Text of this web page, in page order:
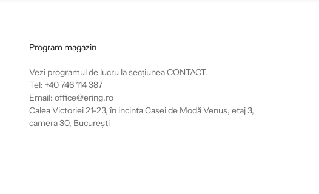
Program magazin
Vezi programul de lucru la secțiuneaCONTACT.
Tel: +40 746 114 387
Email: office@ering.ro
Calea Victoriei 21-23, în incinta Casei de Modă Venus, etaj 3,
camera 30, București